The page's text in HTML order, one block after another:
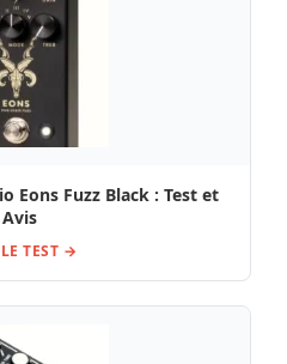
Eons Fuzz Black : Test et
Avis
TEST →